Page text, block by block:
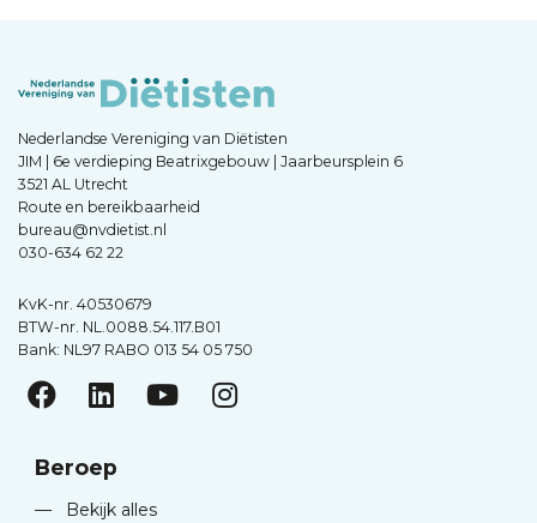
Nederlandse Vereniging van Diëtisten
JIM | 6e verdieping Beatrixgebouw | Jaarbeursplein 6
3521 AL Utrecht
Route en bereikbaarheid
bureau@nvdietist.nl
030-634 62 22
KvK-nr. 40530679
BTW-nr. NL.0088.54.117.B01
Bank: NL97 RABO 013 54 05 750
Beroep
—
Bekijk alles